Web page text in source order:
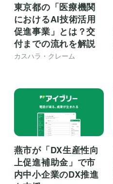
東京都の「医療機関
におけるAI技術活用
促進事業」とは？交
付までの流れを解説
カスハラ・クレーム
燕市が「DX生産性向
上促進補助金」で市
内中小企業のDX推進